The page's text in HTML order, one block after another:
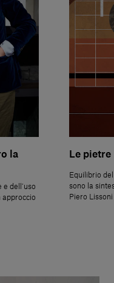
la
e dell’uso
approccio
Le
Equilibrio
sono la
Piero